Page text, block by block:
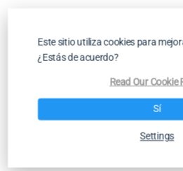
Tutoriales para Tejer a Dos
Ganchillo
Este sitio utiliza cookies para
¿Estás de acuerdo?
Read Our Cookie
Sí
Settings